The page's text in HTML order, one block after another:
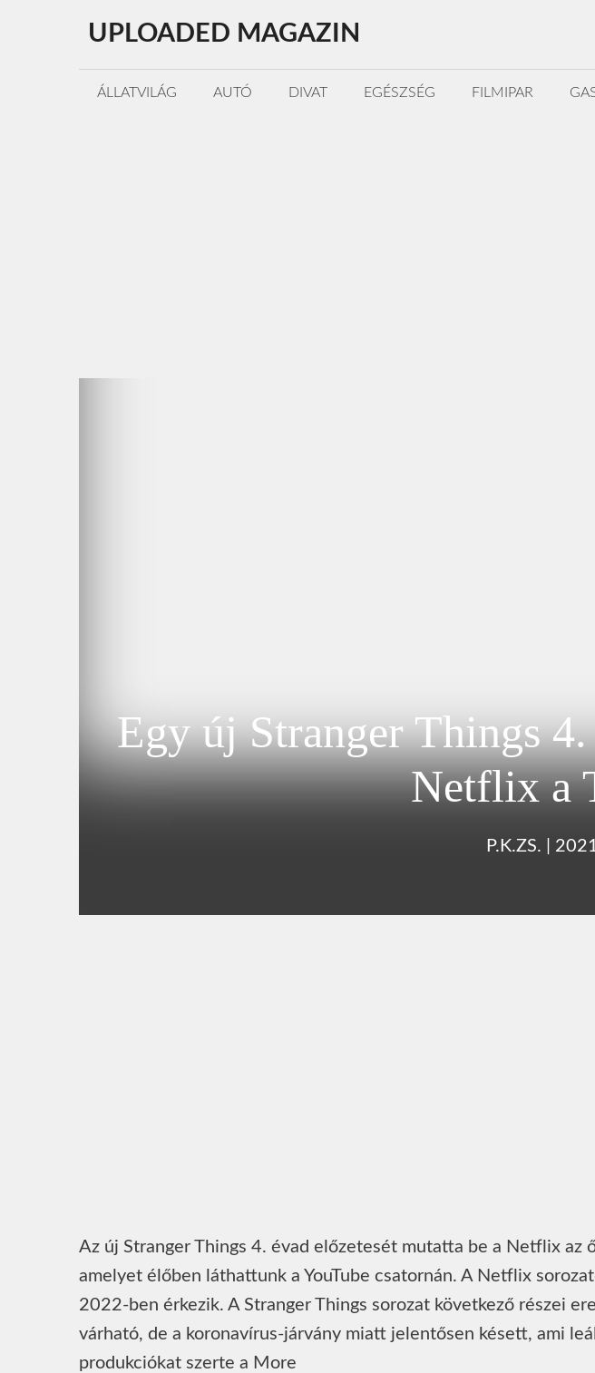
tartalomba
UPLOADED MAGAZIN
ÁLLATVILÁG AUTÓ DIVAT EGÉSZSÉG FILMIPAR
Egy új Stranger Things
Netflix a
P.K.ZS.
Az új Stranger Things 4. évad előzetesét mutatta be a Netflix az
amelyet élőben láthattunk a YouTube csatornán. A Netflix
2022-ben érkezik. A Stranger Things sorozat következő részei
várható, de a koronavírus-járvány miatt jelentősen késett, ami
produkciókat szerte a More